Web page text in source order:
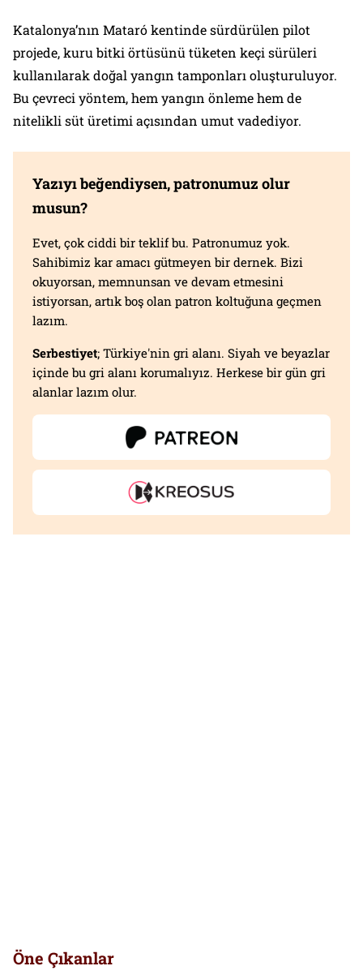
Katalonya’nın Mataró kentinde sürdürülen pilot
projede, kuru bitki örtüsünü tüketen keçi sürüleri
kullanılarak doğal yangın tamponları oluşturuluyor.
Bu çevreci yöntem, hem yangın önleme hem de
nitelikli süt üretimi açısından umut vadediyor.
Yazıyı beğendiysen, patronumuz olur
musun?
Evet, çok ciddi bir teklif bu. Patronumuz yok.
Sahibimiz kar amacı gütmeyen bir dernek. Bizi
okuyorsan, memnunsan ve devam etmesini
istiyorsan, artık boş olan patron koltuğuna geçmen
lazım.
Serbestiyet; Türkiye'nin gri alanı. Siyah ve beyazlar
içinde bu gri alanı korumalıyız. Herkese bir gün gri
alanlar lazım olur.
Öne Çıkanlar